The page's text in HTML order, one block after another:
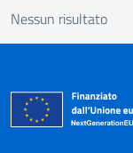
Nessun risultato